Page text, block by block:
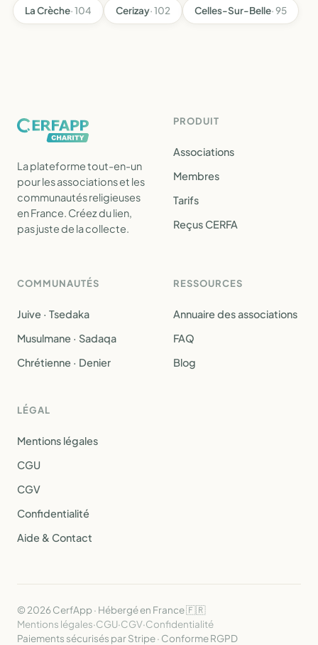
La Crèche· 104 Cerizay· 102 Celles-Sur-Belle· 95
La plateforme tout-en-un
pour les associations et les
communautés religieuses
en France. Créez du lien,
pas juste de la collecte.
PRODUIT
Associations
Membres
Tarifs
Reçus CERFA
COMMUNAUTÉS
Juive · Tsedaka
Musulmane · Sadaqa
Chrétienne · Denier
RESSOURCES
Annuaire des associations
FAQ
Blog
LÉGAL
Mentions légales
CGU
CGV
Confidentialité
Aide & Contact
© 2026 CerfApp · Hébergé en France 🇫🇷
Mentions légales·CGU·CGV·Confidentialité
Paiements sécurisés par Stripe · Conforme RGPD